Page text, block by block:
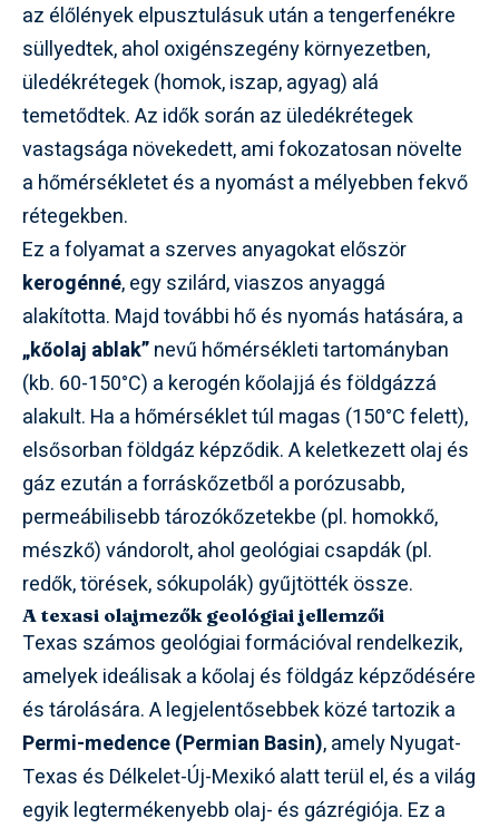
az élőlények elpusztulásuk után a tengerfenékre
süllyedtek, ahol oxigénszegény környezetben,
üledékrétegek (homok, iszap, agyag) alá
temetődtek. Az idők során az üledékrétegek
vastagsága növekedett, ami fokozatosan növelte
a hőmérsékletet és a nyomást a mélyebben fekvő
rétegekben.
Ez a folyamat a szerves anyagokat először
kerogénné, egy szilárd, viaszos anyaggá
alakította. Majd további hő és nyomás hatására, a
„kőolaj ablak”nevű hőmérsékleti tartományban
(kb. 60-150°C) a kerogén kőolajjá és földgázzá
alakult. Ha a hőmérséklet túl magas (150°C felett),
elsősorban földgáz képződik. A keletkezett olaj és
gáz ezután a forráskőzetből a porózusabb,
permeábilisebb tározókőzetekbe (pl. homokkő,
mészkő) vándorolt, ahol geológiai csapdák (pl.
redők, törések, sókupolák) gyűjtötték össze.
A texasi olajmezők geológiai jellemzői
Texas számos geológiai formációval rendelkezik,
amelyek ideálisak a kőolaj és földgáz képződésére
és tárolására. A legjelentősebbek közé tartozik a
Permi-medence (Permian Basin), amely Nyugat-
Texas és Délkelet-Új-Mexikó alatt terül el, és a világ
egyik legtermékenyebb olaj- és gázrégiója. Ez a